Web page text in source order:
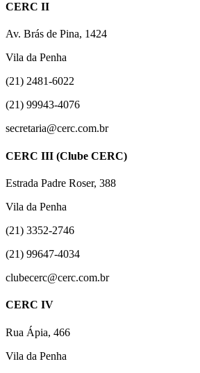
CERC II
Av. Brás de Pina, 1424
Vila da Penha
(21) 2481-6022
(21) 99943-4076
secretaria@cerc.com.br
CERC III (Clube CERC)
Estrada Padre Roser, 388
Vila da Penha
(21) 3352-2746
(21) 99647-4034
clubecerc@cerc.com.br
CERC IV
Rua Ápia, 466
Vila da Penha